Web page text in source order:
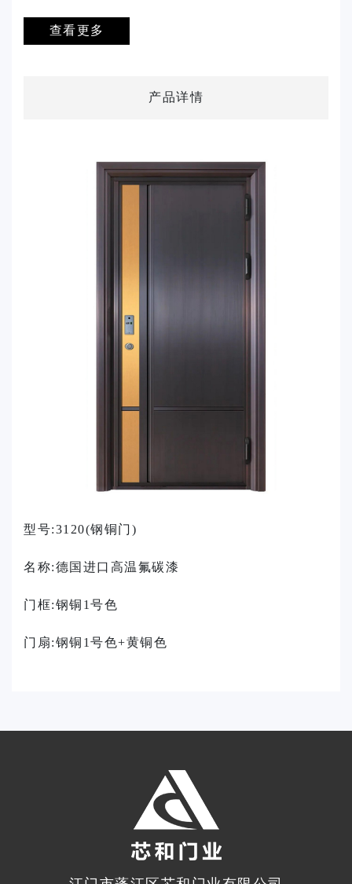
查看更多
产品详情
型号:3120(钢铜门)
名称:德国进口高温氟碳漆
门框:钢铜1号色
门扇:钢铜1号色+黄铜色